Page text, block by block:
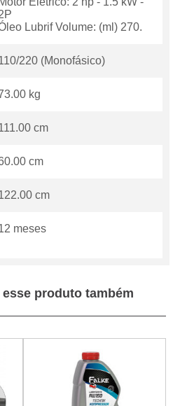
Lubrif Volume: (ml) 270.
220 (Monofásico)
kg
cm
cm
cm
meses
produto também